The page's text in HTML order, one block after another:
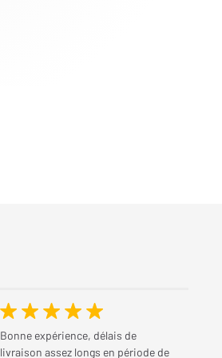
Bonne expérience, délais de
livraison assez longs en période de